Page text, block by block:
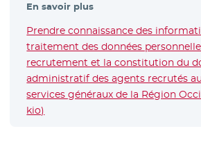
En savoir plus
Prendre connaissance des
traitement des données
recrutement et la constitution du
administratif des agents recrutés
services généraux de la Région
kio)